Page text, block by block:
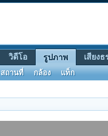
วิดีโอ รูปภาพ
สถานที่ กล้อง แท็ก
เสียงธ